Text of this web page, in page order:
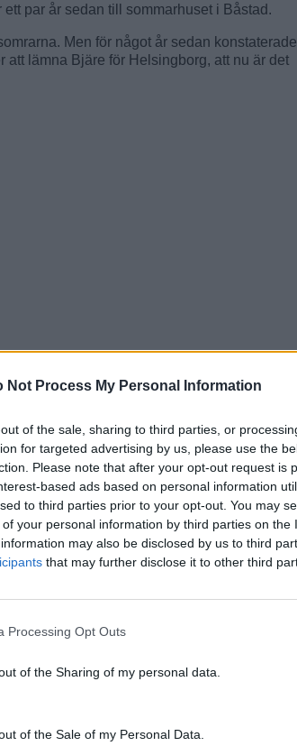
Not Process My Personal Information
of the sale, sharing to third parties, or
for targeted advertising by us, please use the
Please note that after your opt-out request is
based ads based on personal information
to third parties prior to your opt-out. You may
your personal information by third parties on the
may also be disclosed by us to third
that may further disclose it to other third
Processing Opt Outs
of the Sharing of my personal data.
of the Sale of my Personal Data.
ett par år sedan till sommarhuset i Båstad.
Men för något år sedan konstaterade
att lämna Bjäre för Helsingborg, att nu är det